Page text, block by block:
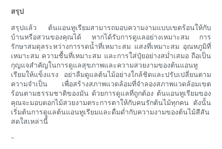
สรุป
สรุปแล้ว ต้นแอนทูเรียมสามารถมอบความงามแบบเขตร้อนให้กับ
บ้านหรือสวนของคุณได้ หากได้รับการดูแลอย่างเหมาะสม การ
รักษาสมดุลระหว่างการรดน้ำที่เหมาะสม แสงที่เหมาะสม อุณหภูมิที่
เหมาะสม ความชื้นที่เหมาะสม และการใส่ปุ๋ยอย่างสม่ำเสมอ ถือเป็น
กุญแจสำคัญในการดูแลสุขภาพและความสวยงามของต้นแอนทู
เรียมให้แข็งแรง อย่าลืมดูแลต้นไม้อย่างใกล้ชิดและปรับเปลี่ยนตาม
ความจำเป็น เพื่อสร้างสภาพแวดล้อมที่จำลองสภาพแวดล้อมเขต
ร้อนตามธรรมชาติของมัน ด้วยการดูแลที่ถูกต้อง ต้นแอนทูเรียมของ
คุณจะมอบดอกไม้สวยงามตระการตาให้กับคนรักต้นไม้ทุกคน ดังนั้น
เริ่มต้นการดูแลต้นแอนทูเรียมและดื่มด่ำกับความงามของต้นไม้สีสัน
สดใสเหล่านี้
-